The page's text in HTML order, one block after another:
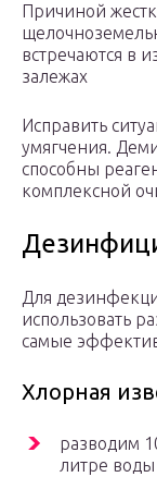
Причиной
встречаются в
залежах
Исправить
умягчения.
способны
комплексной
Для
использовать
самые
Хлорная
разводим
литре